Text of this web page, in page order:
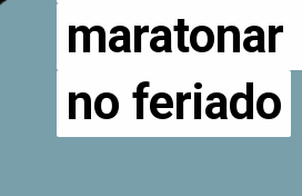
maratonar
no feriado
maratonar
no feriado